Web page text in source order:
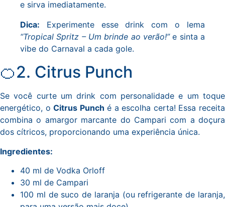
e sirva imediatamente.
Dica: Experimente esse drink com o lema
“Tropical Spritz – Um brinde ao verão!”e sinta a
vibe do Carnaval a cada gole.
🍊2. Citrus Punch
Se você curte um drink com personalidade e um toque
energético, oCitrus Punch é a escolha certa! Essa receita
combina o amargor marcante do Campari com a doçura
dos cítricos, proporcionando uma experiência única.
Ingredientes:
40 ml de Vodka Orloff
30 ml de Campari
100 ml de suco de laranja (ou refrigerante de laranja,